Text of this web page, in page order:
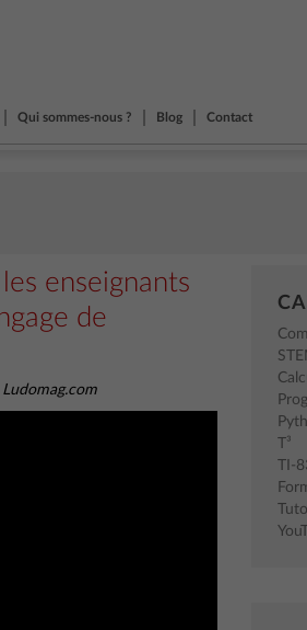
Qui sommes-nous ? Blog Contact
enseignants
de
T³
TI-